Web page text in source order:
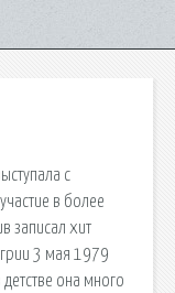
с
в более
записал хит
3 мая 1979
она много